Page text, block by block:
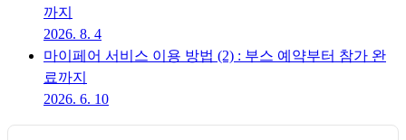
까지
2026. 8. 4
마이페어 서비스 이용 방법 (2) : 부스 예약부터 참가 완
료까지
2026. 6. 10